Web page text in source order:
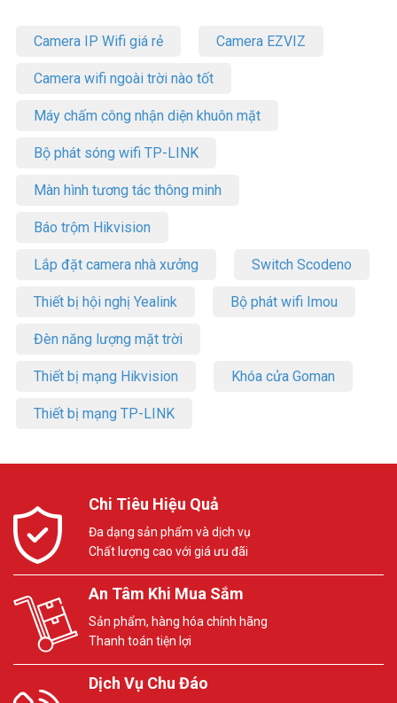
Camera IP Wifi giá rẻ Camera EZVIZ
Camera wifi ngoài trời nào tốt
Máy chấm công nhận diện khuôn mặt
Bộ phát sóng wifi TP-LINK
Màn hình tương tác thông minh
Báo trộm Hikvision
Lắp đặt camera nhà xưởng Switch Scodeno
Thiết bị hội nghị Yealink Bộ phát wifi Imou
Đèn năng lượng mặt trời
Thiết bị mạng Hikvision Khóa cửa Goman
Thiết bị mạng TP-LINK
Chi Tiêu Hiệu Quả
Đa dạng sản phẩm và dịch vụ
Chất lượng cao với giá ưu đãi
An Tâm Khi Mua Sắm
Sản phẩm, hàng hóa chính hãng
Thanh toán tiện lợi
Dịch Vụ Chu Đáo